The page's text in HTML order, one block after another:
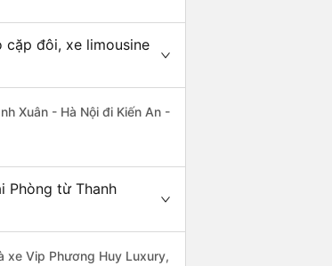
cặp đôi, xe limousine
Xuân - Hà Nội đi Kiến An -
Phòng từ Thanh
xe Vip Phương Huy Luxury,